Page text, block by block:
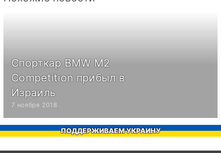
Спорткар BMW M2
Competition прибыл в
Израиль
7 ноября 2018
ПОДДЕРЖИВАЕМ УКРАИНУ